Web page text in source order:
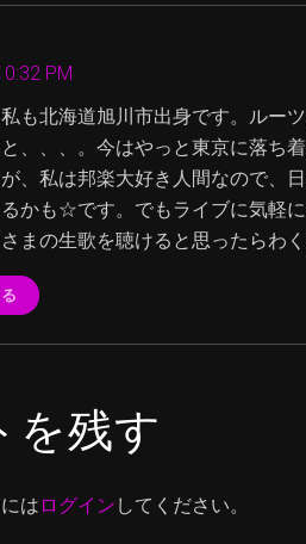
PM
も北海道旭川市出身です。ルー
、、、。今はやっと東京に落ち
、私は邦楽大好き人間なので、
かも☆です。でもライブに気軽
まの生歌を聴けると思ったらわ
を残す
は ログイン してください。